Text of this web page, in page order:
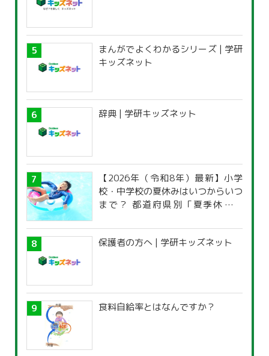
まんがでよくわかるシリーズ | 学研
キッズネット
辞典 | 学研キッズネット
【2026年（令和8年）最新】小学
校・中学校の夏休みはいつからいつ
まで？ 都道府県別「夏季休暇一
保護者の方へ | 学研キッズネット
食料自給率とはなんですか？